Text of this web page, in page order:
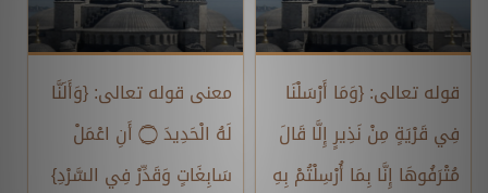
قوله تعالى: {وَمَا أَرْسَلْنَا
فِي قَرْيَةٍ مِنْ نَذِيرٍ إِلَّا قَالَ
مُتْرَفُوهَا إِنَّا بِمَا أُرْسِلْتُمْ بِهِ
معنى قوله تعالى: {وَأَلَنَّا
لَهُ الْحَدِيدَ ۝ أَنِ اعْمَلْ
سَابِغَاتٍ وَقَدِّرْ فِي السَّرْدِ}